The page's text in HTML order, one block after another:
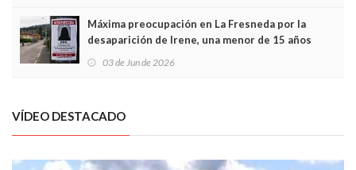
Máxima preocupación en La Fresneda por la
desaparición de Irene, una menor de 15 años
03 de Jun de 2026
VÍDEO DESTACADO